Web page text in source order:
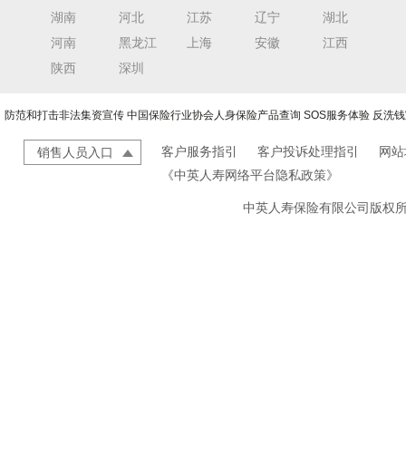
湖南
河北 江苏 辽宁
湖北
河南
黑龙江 上海 安徽
江西
陕西
深圳
防范和打击非法集资宣传 中国保险行业协会人身保险产品查询 SOS服务体验 反洗
销售人员入口 客户服务指引 客户投诉处理指引
网
《中英人寿网络平台隐私政策》
中英人寿保险有限公司版权